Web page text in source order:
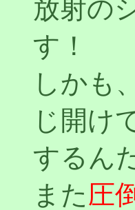
放射の
す！
しかも
じ開け
するん
また圧